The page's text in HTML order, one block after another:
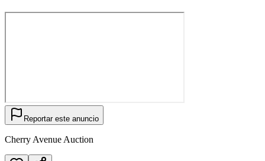
Reportar este anuncio
Cherry Avenue Auction